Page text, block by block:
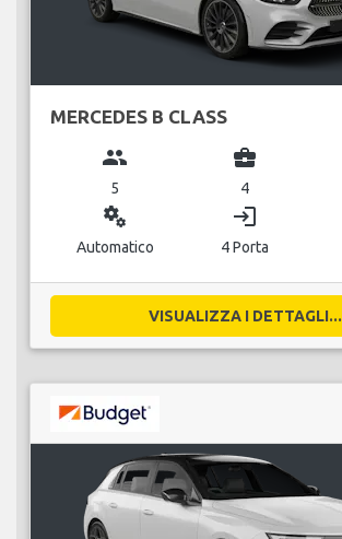
MERCEDES B CLASS
group
5
business_center
4
miscellaneous_services
Automatico
login
4 Porta
VISUALIZZA I DETTAGLI...